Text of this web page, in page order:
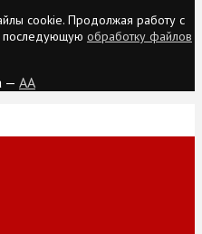
cookie. Продолжая работу с
последующую обработку файлов
— AA